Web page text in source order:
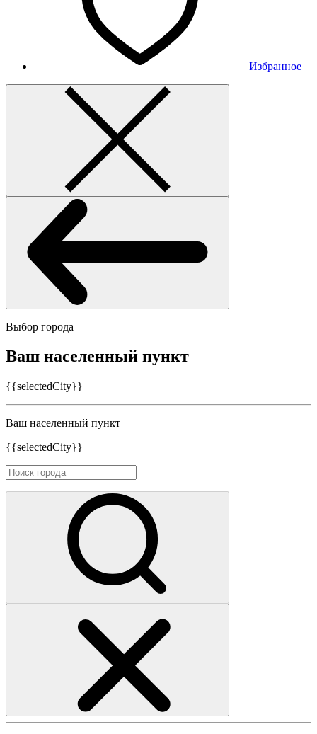
Избранное
Выбор города
Ваш населенный пункт
{{selectedCity}}
Ваш населенный пункт
{{selectedCity}}